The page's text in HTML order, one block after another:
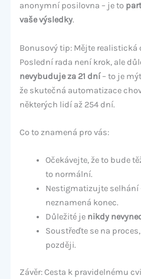
anonymní posilovna – je to
vaše výsledky.
Bonusový tip: Mějte realistická
Poslední rada není krok, ale
nevybuduje za 21 dní– to je
že skutečná automatizace
některých lidí až 254 dní.
Co to znamená pro vás:
Očekávejte, že to bude
to normální.
Nestigmatizujte selhání
neznamená konec.
Důležité je nikdy
Soustřeďte se na
později.
Závěr: Cesta k pravidelnému